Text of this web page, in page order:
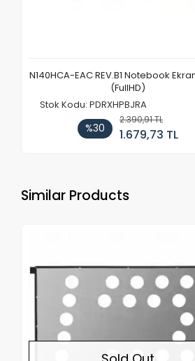
N140HCA-EAC REV.B1 Notebook
(FullHD)
Stok Kodu: PDRXHPBJRA
%30
2.390,91 TL
1.679,73 TL
Similar Products